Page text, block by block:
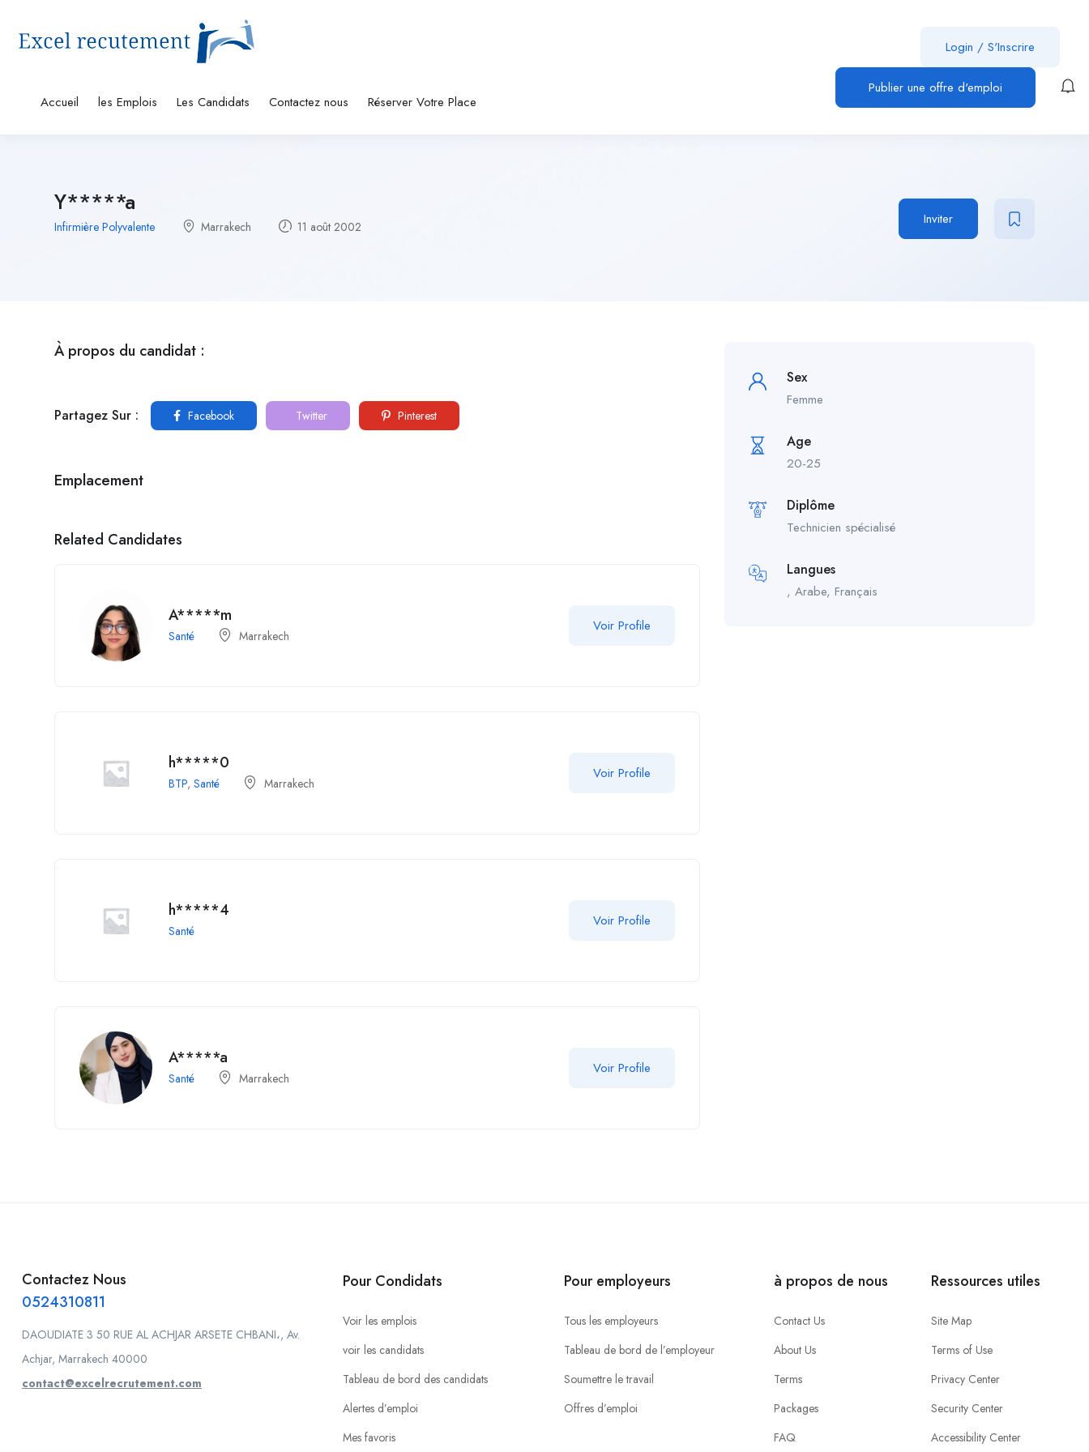
Accueil les Emplois Les Candidats Contactez nous Réserver Votre Place
Login / S'Inscrire
Publier une offre d'emploi
Y*****a
Infirmière Polyvalente Marrakech 11 août 2002 Inviter
À propos du candidat :
Partagez Sur : Facebook Twitter Pinterest
Emplacement
Related Candidates
A*****m
Santé Marrakech
Voir Profile
h*****0
BTP, Santé Marrakech
Voir Profile
h*****4
Santé
Voir Profile
A*****a
Santé Marrakech
Voir Profile
Sex
Femme
Age
20-25
Diplôme
Technicien spécialisé
Langues
, Arabe, Français
Contactez Nous
0524310811
DAOUDIATE 3 50 RUE AL ACHJAR ARSETE CHBANI،, Av.
Achjar, Marrakech 40000
contact@excelrecrutement.com
Pour Condidats
Voir les emplois
voir les candidats
Tableau de bord des candidats
Alertes d’emploi
Mes favoris
Pour employeurs
Tous les employeurs
Tableau de bord de l’employeur
Soumettre le travail
Offres d’emploi
à propos de nous
Contact Us
About Us
Terms
Packages
FAQ
Ressources utiles
Site Map
Terms of Use
Privacy Center
Security Center
Accessibility Center